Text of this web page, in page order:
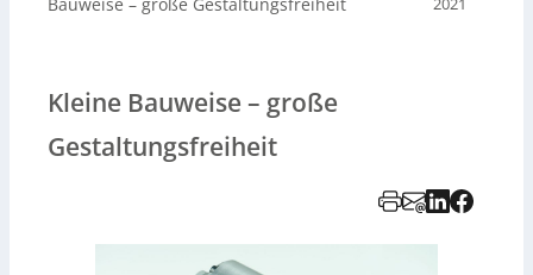
Kleine Bauweise – große
Gestaltungsfreiheit